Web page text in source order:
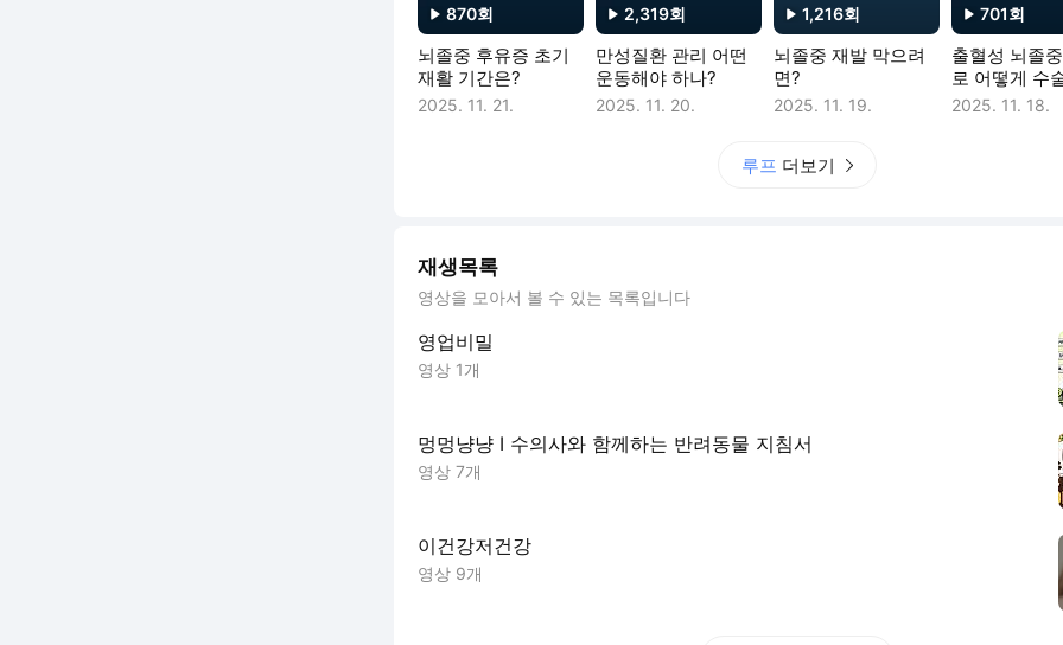
870회
뇌졸중 후유증 초기
재활 기간은?
2025. 11. 21.
2,319회
만성질환 관리 어떤
운동해야 하나?
2025. 11. 20.
1,216회
뇌졸중 재발 막으려
면?
2025. 11. 19.
701회
출혈성 뇌졸
로 어떻게 수
2025. 11. 18.
루프 더보기
재생목록
영상을 모아서 볼 수 있는 목록입니다
영업비밀
영상 1개
멍멍냥냥 I 수의사와 함께하는 반려동물 지침서
영상 7개
이건강저건강
영상 9개